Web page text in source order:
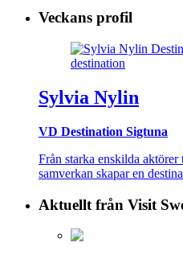
Veckans profil
Sylvia Nylin
VD Destination Sigtuna
Från starka enskilda
samverkan skapar en
Aktuellt från Visit